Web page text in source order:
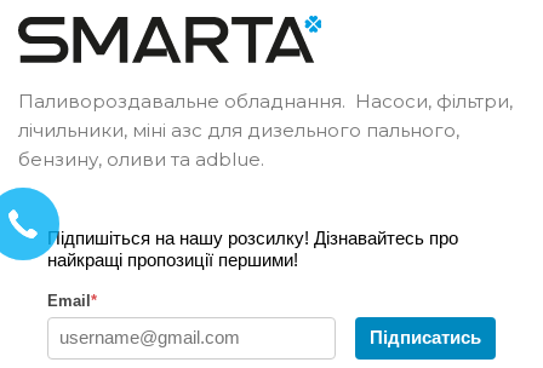
Паливороздавальне обладнання. Насоси, фільтри,
лічильники, міні азс для дизельного пального,
бензину, оливи та adblue.
Підпишіться на нашу розсилку! Дізнавайтесь про
найкращі пропозиції першими!
Email*
Підписатись